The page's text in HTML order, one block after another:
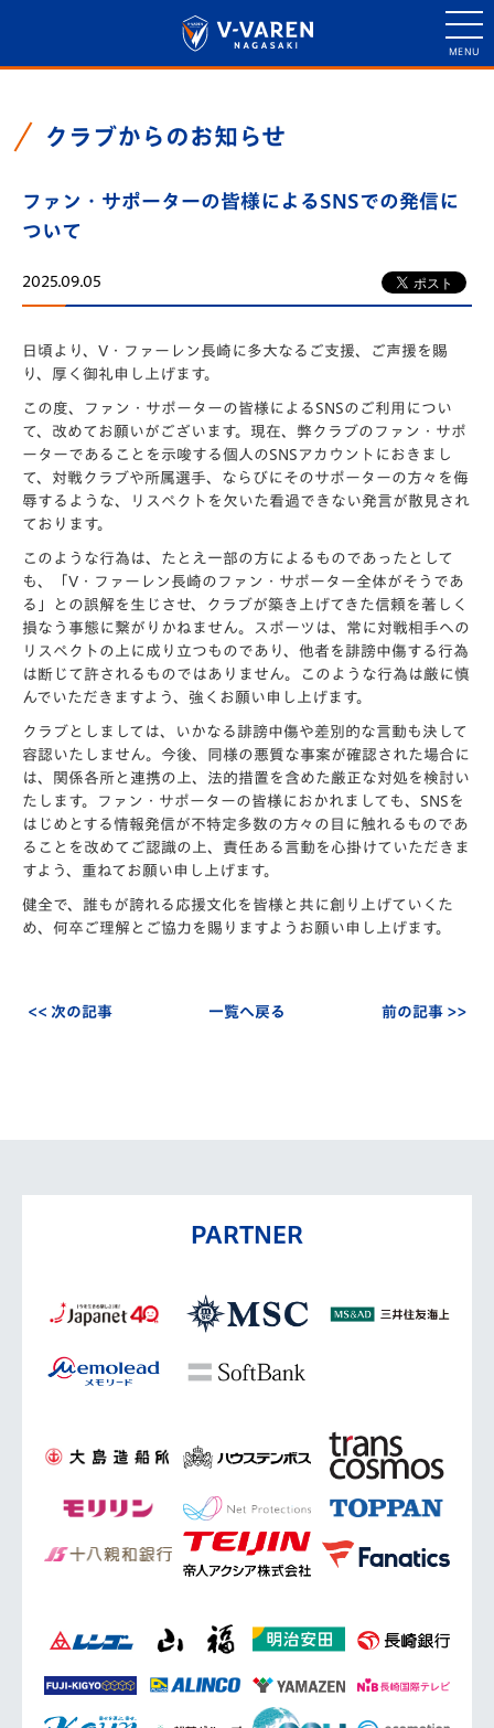
クラブからのお知らせ
ファン・サポーターの皆様によるSNSでの発信に
ついて
2025.09.05
日頃より、V・ファーレン長崎に多大なるご支援、ご声援を賜
り、厚く御礼申し上げます。
この度、ファン・サポーターの皆様によるSNSのご利用につい
て、改めてお願いがございます。現在、弊クラブのファン・サポ
ーターであることを示唆する個人のSNSアカウントにおきまし
て、対戦クラブや所属選手、ならびにそのサポーターの方々を侮
辱するような、リスペクトを欠いた看過できない発言が散見され
ております。
このような行為は、たとえ一部の方によるものであったとして
も、「V・ファーレン長崎のファン・サポーター全体がそうであ
る」との誤解を生じさせ、クラブが築き上げてきた信頼を著しく
損なう事態に繋がりかねません。スポーツは、常に対戦相手への
リスペクトの上に成り立つものであり、他者を誹謗中傷する行為
は断じて許されるものではありません。このような行為は厳に慎
んでいただきますよう、強くお願い申し上げます。
クラブとしましては、いかなる誹謗中傷や差別的な言動も決して
容認いたしません。今後、同様の悪質な事案が確認された場合に
は、関係各所と連携の上、法的措置を含めた厳正な対処を検討い
たします。ファン・サポーターの皆様におかれましても、SNSを
はじめとする情報発信が不特定多数の方々の目に触れるものであ
ることを改めてご認識の上、責任ある言動を心掛けていただきま
すよう、重ねてお願い申し上げます。
健全で、誰もが誇れる応援文化を皆様と共に創り上げていくた
め、何卒ご理解とご協力を賜りますようお願い申し上げます。
<< 次の記事 一覧へ戻る 前の記事 >>
PARTNER